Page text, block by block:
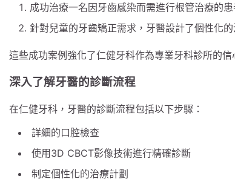
成功治療一名因牙齒感染而需進行根管治療的
針對兒童的牙齒矯正需求，牙醫設計了個性化
這些成功案例強化了仁健牙科作為專業牙科診所的
深入了解牙醫的診斷流程
在仁健牙科，牙醫的診斷流程包括以下步驟：
詳細的口腔檢查
使用3D CBCT影像技術進行精確診斷
制定個性化的治療計劃